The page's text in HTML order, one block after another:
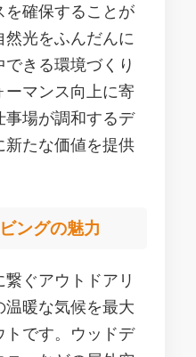
を確保することが
光をふんだんに
きる環境づくり
ーマンス向上に寄
事場が調和するデ
新たな価値を提供
ングの魅力
ぐアウトドアリ
温暖な気候を最大
トです。ウッドデ